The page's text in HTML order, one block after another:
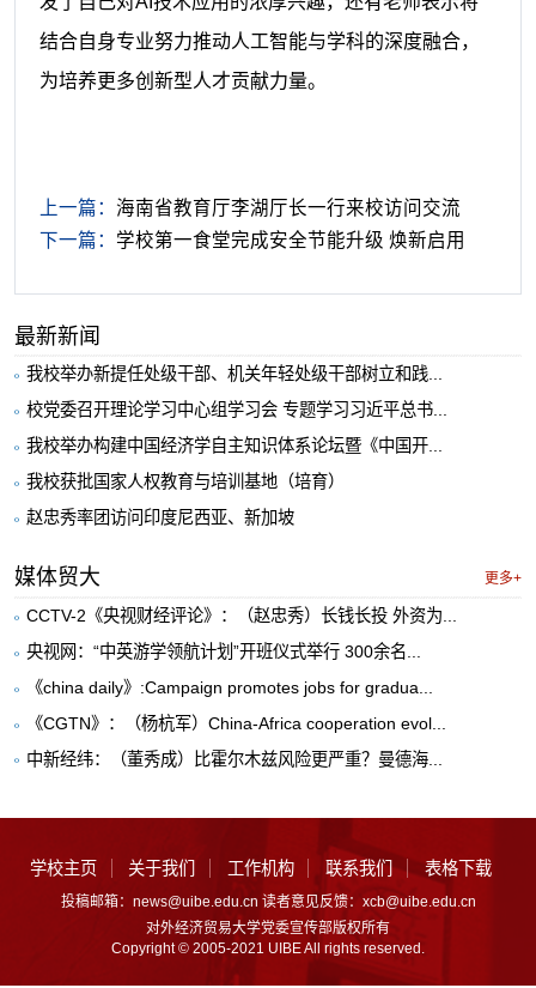
结合自身专业努力推动人工智能与学科的深度融合，
为培养更多创新型人才贡献力量。
上一篇： 海南省教育厅李湖厅长一行来校访问交流
下一篇： 学校第一食堂完成安全节能升级 焕新启用
最新新闻
我校举办新提任处级干部、机关年轻处级干部树立和践...
校党委召开理论学习中心组学习会 专题学习习近平总书...
我校举办构建中国经济学自主知识体系论坛暨《中国开...
我校获批国家人权教育与培训基地（培育）
赵忠秀率团访问印度尼西亚、新加坡
媒体贸大 更多+
CCTV-2《央视财经评论》：（赵忠秀）长钱长投 外资为...
央视网：“中英游学领航计划”开班仪式举行 300余名...
《china daily》:Campaign promotes jobs for gradua...
《CGTN》：（杨杭军）China-Africa cooperation evol...
中新经纬：（董秀成）比霍尔木兹风险更严重？曼德海...
学校主页 关于我们 工作机构 联系我们 表格下载
投稿邮箱：news@uibe.edu.cn 读者意见反馈：xcb@uibe.edu.cn
对外经济贸易大学党委宣传部版权所有
Copyright © 2005-2021 UIBE All rights reserved.